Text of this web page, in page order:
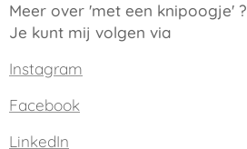
Meer over 'met een knipoogje' ?
Je kunt mij volgen via
Instagram
Facebook
LinkedIn